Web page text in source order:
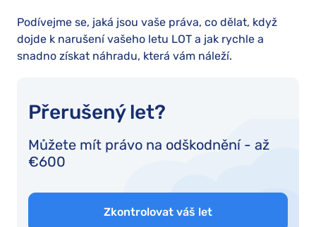
Podívejme se, jaká jsou vaše práva, co dělat, když
dojde k narušení vašeho letu LOT a jak rychle a
snadno získat náhradu, která vám náleží.
Přerušený let?
Můžete mít právo na odškodnění - až
€600
Zkontrolovat váš let